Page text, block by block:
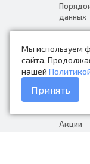
Мы используем
сайта.
нашей
Принять
данных
Акции